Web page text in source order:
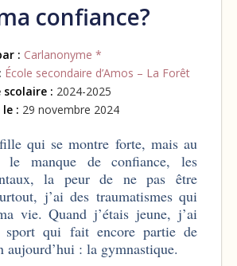
confiance?
: Carlanonyme *
École secondaire d’Amos – La Forêt
scolaire : 2024-2025
le : 29 novembre 2024
qui se montre forte, mais au
manque de confiance, les
la peur de ne pas être
j’ai des traumatismes qui
vie. Quand j’étais jeune, j’ai
sport qui fait encore partie de
aujourd’hui : la gymnastique.